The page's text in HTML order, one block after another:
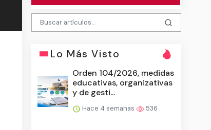
Lo Más Visto
Orden 104/2026, medidas
educativas, organizativas
y de gesti...
Hace 4 semanas 536